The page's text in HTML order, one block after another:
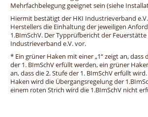
Mehrfachbelegung geeignet sein (siehe
Hiermit bestätigt der HKI Industrieverband
Herstellers die Einhaltung der jeweiligen
1.BImSchV. Der Typprüfbericht der
Industrieverband e.V. vor.
* Ein grüner Haken mit einer „1“ zeigt an, dass
der 1. BImSchV erfüllt werden, ein grüner
an, dass die 2. Stufe der 1. BImSchV erfüllt
Haken wird die Übergangsregelung der
einem roten Strich wird die 1.BImSchV nicht